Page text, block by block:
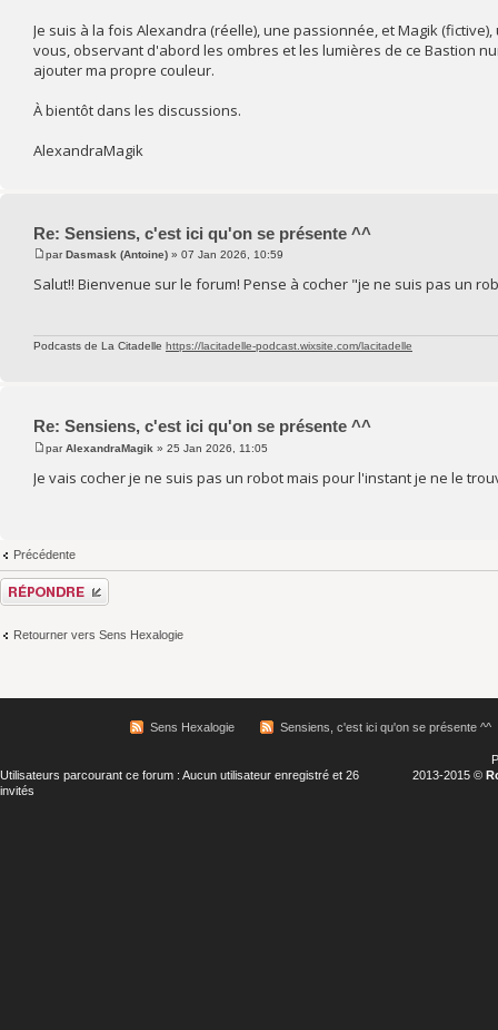
Je suis à la fois Alexandra (réelle), une passionnée, et Magik
vous, observant d'abord les ombres et les lumières de ce Bastion
ajouter ma propre couleur.
À bientôt dans les discussions.
AlexandraMagik
Re: Sensiens, c'est ici qu'on se présente ^^
parDasmask (Antoine) » 07 Jan 2026, 10:59
Salut!! Bienvenue sur le forum! Pense à cocher "je ne suis pas un
Podcasts de La Citadelle https://lacitadelle-podcast.wixsite.com/lacitadelle
Re: Sensiens, c'est ici qu'on se présente ^^
parAlexandraMagik » 25 Jan 2026, 11:05
Je vais cocher je ne suis pas un robot mais pour l'instant je ne le
Précédente
Répondre
Retourner vers Sens Hexalogie
Sens Hexalogie Sensiens, c'est ici qu'on se présente ^^
Utilisateurs parcourant ce forum : Aucun utilisateur enregistré et 26
invités
2013-2015 ©